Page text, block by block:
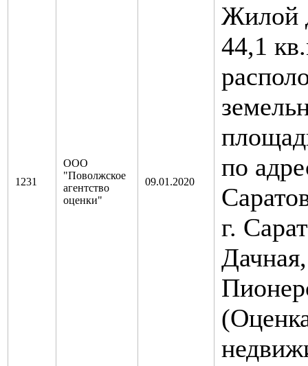
1231
ООО
"Поволжское
агентство
оценки"
09.01.2020
Жилой
44,1
по
г.